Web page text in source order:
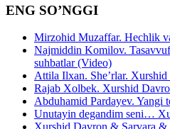
ENG SO’NGGI
Mirzohid Muzaffar. Hechlik
Najmiddin Komilov.
suhbatlar (Video)
Attila Ilxan. She’rlar.
Rajab Xolbek. Xurshid
Abduhamid Pardayev. Yangi
Unutayin degandim seni…